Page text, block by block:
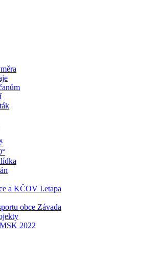
a KČOV I.etapa
obce Závada
2022